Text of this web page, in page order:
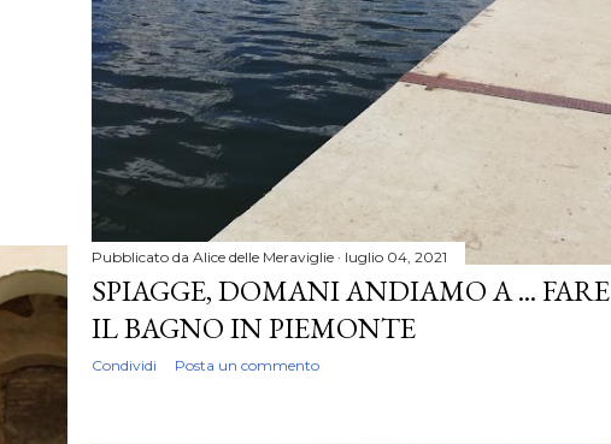
Pubblicato da Alice delle Meraviglie luglio 04, 2021
SPIAGGE, DOMANI ANDIAMO A ... FARE
IL BAGNO IN PIEMONTE
Condividi Posta un commento